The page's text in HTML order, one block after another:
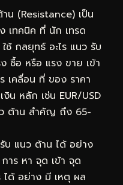
น (Resistance) เป็น
เทคนิค ที่ นัก เทรด
ช้ กลยุทธ์ อะไร แนว รับ
ซื้อ หรือ แรง ขาย เข้า
เคลื่อน ที่ ของ ราคา
น หลัก เช่น EUR/USD
ต้าน สำคัญ ถึง 65-
บ แนว ต้าน ได้ อย่าง
าร หา จุด เข้า จุด
ได้ อย่าง มี เหตุ ผล